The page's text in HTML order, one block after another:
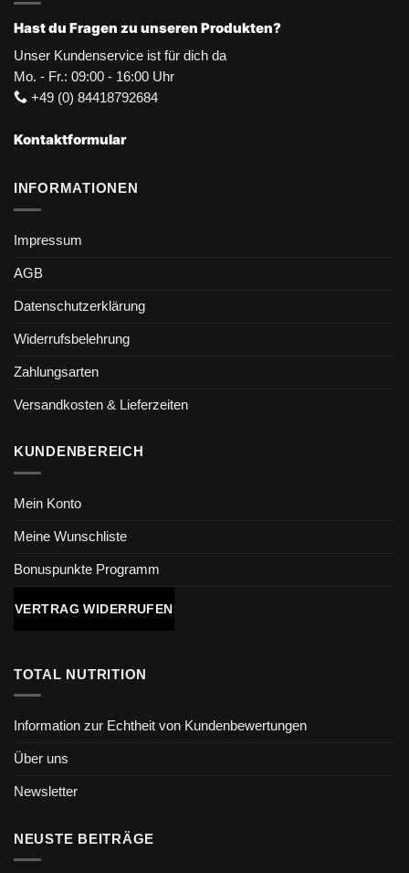
Hast du Fragen zu unseren Produkten?
Unser Kundenservice ist für dich da
Mo. - Fr.: 09:00 - 16:00 Uhr
+49 (0) 84418792684
Kontaktformular
INFORMATIONEN
Impressum
AGB
Datenschutzerklärung
Widerrufsbelehrung
Zahlungsarten
Versandkosten & Lieferzeiten
KUNDENBEREICH
Mein Konto
Meine Wunschliste
Bonuspunkte Programm
VERTRAG WIDERRUFEN
TOTAL NUTRITION
Information zur Echtheit von Kundenbewertungen
Über uns
Newsletter
NEUSTE BEITRÄGE